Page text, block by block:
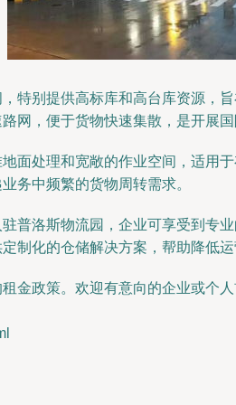
特别提供高标库和高台库资源，
网，便于货物快速集散，是开展
面处理和宽敞的作业空间，适用
务中频繁的货物周转需求。
普洛斯物流园，企业可享受到专
制化的仓储解决方案，帮助降低
金政策。欢迎有意向的企业或个